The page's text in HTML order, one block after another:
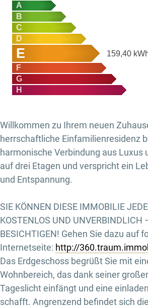
A
B
C
D
E 159,40
F
G
H
Willkommen zu Ihrem neuen
herrschaftliche Einfamilienresidenz
harmonische Verbindung aus Luxus
auf drei Etagen und verspricht ein
und Entspannung.
SIE KÖNNEN DIESE IMMOBILIE
KOSTENLOS UND UNVERBINDLICH
BESICHTIGEN! Gehen Sie dazu auf
Internetseite: http://
Das Erdgeschoss begrüßt Sie mit
Wohnbereich, das dank seiner
Tageslicht einfängt und eine
schafft. Angrenzend befindet sich